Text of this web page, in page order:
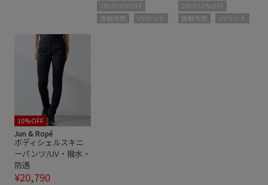
2BUY10%OFF
接触冷感
UVカット
2BUY10%OFF
接触冷感
UVカット
10%OFF
Jun & Ropé
ボディシェルスキニ
ーパンツ/UV・撥水・
防透
¥20,790